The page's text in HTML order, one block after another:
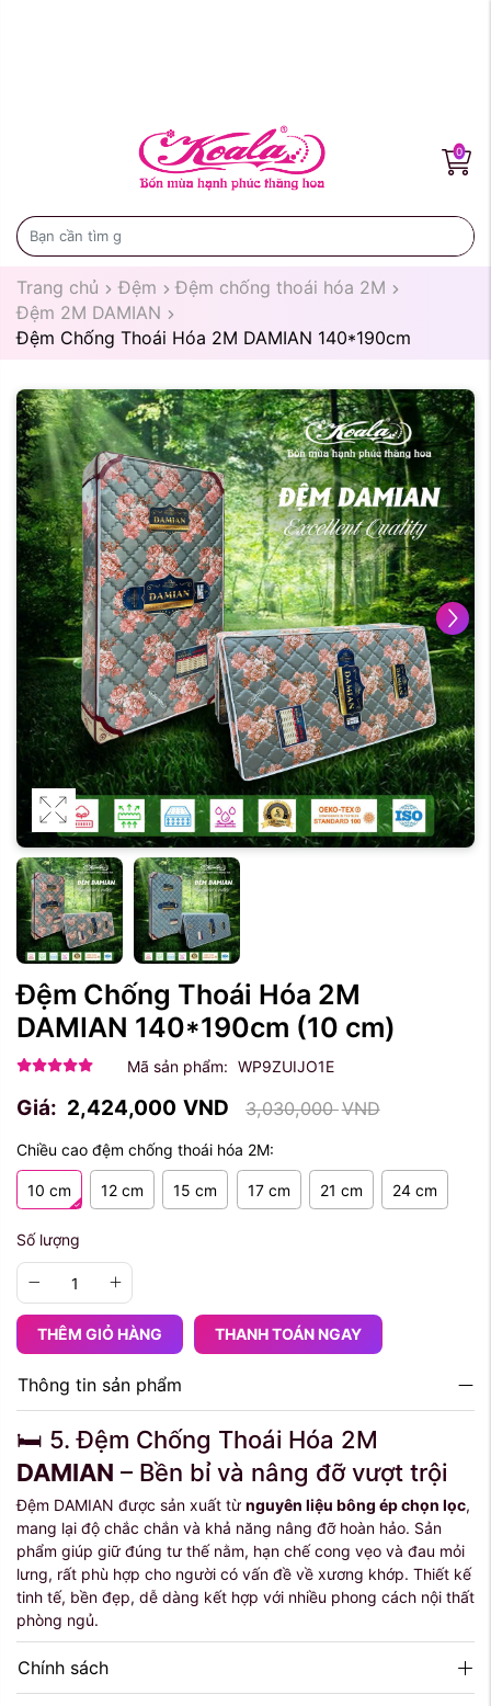
0
Trang chủ Đệm
Đệm chống thoái hóa 2M
Đệm 2M DAMIAN
Đệm Chống Thoái Hóa 2M DAMIAN 140*190cm
Đệm Chống Thoái Hóa 2M
DAMIAN 140*190cm (10 cm)
Mã sản phẩm: WP9ZUIJO1E
Giá: 2,424,000 VND 3,030,000VND
Chiều cao đệm chống thoái hóa 2M:
10 cm 12 cm 15 cm 17 cm 21 cm 24 cm
Số lượng
THÊM GIỎ HÀNG THANH TOÁN NGAY
Thông tin sản phẩm
🛏 5. Đệm Chống Thoái Hóa 2M
DAMIAN – Bền bỉ và nâng đỡ vượt trội
Đệm DAMIAN được sản xuất từ nguyên liệu bông ép chọn lọc,
mang lại độ chắc chắn và khả năng nâng đỡ hoàn hảo. Sản
phẩm giúp giữ đúng tư thế nằm, hạn chế cong vẹo và đau mỏi
lưng, rất phù hợp cho người có vấn đề về xương khớp. Thiết kế
tinh tế, bền đẹp, dễ dàng kết hợp với nhiều phong cách nội thất
phòng ngủ.
Chính sách